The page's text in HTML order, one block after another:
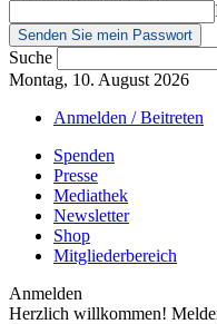
Suche
Montag, 10. August 2026
Anmelden / Beitreten
Spenden
Presse
Mediathek
Newsletter
Shop
Mitgliederbereich
Anmelden
Herzlich willkommen!